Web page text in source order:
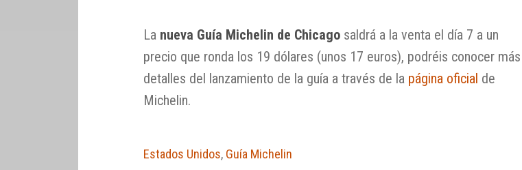
La nueva Guía Michelin de Chicago saldrá a la venta el día 7 a un
precio que ronda los 19 dólares (unos 17 euros), podréis conocer más
detalles del lanzamiento de la guía a través de la página oficial de
Michelin.
Estados Unidos, Guía Michelin